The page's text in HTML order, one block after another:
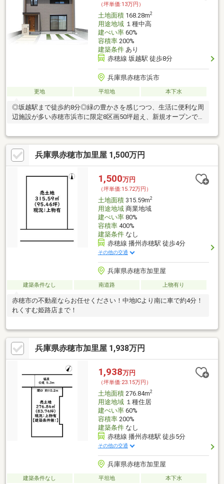
（坪単価:13万円）
土地面積168.28m2
用途地域１種中高
建ぺい率60%
容積率200%
建築条件あり
赤穂線 坂越駅 徒歩8分
兵庫県赤穂市浜市
更地 平坦地 本下水
◎坂越駅まで徒歩約8分◎緑の豊かさを感じつつ、生活に便利な周
辺施設が多い赤穂市浜市に限定8区画50坪超え、新規オープンで
兵庫県赤穂市加里屋 1,500万円
1,500万円
（坪単価:15.72万円）
土地面積315.59m2
用途地域商業地域
建ぺい率80%
容積率400%
建築条件なし
赤穂線 播州赤穂駅 徒歩4分
その他の交通
兵庫県赤穂市加里屋
建築条件なし 南道路 上物有り
赤穂市の不動産ならお任せください！中地ICより南に車で約4分！
れくすむ姫路店まで！
兵庫県赤穂市加里屋 1,938万円
1,938万円
（坪単価:23.15万円）
土地面積276.84m2
用途地域１種住居
建ぺい率60%
容積率200%
建築条件なし
赤穂線 播州赤穂駅 徒歩5分
その他の交通
兵庫県赤穂市加里屋
建築条件なし 平坦地
本下水